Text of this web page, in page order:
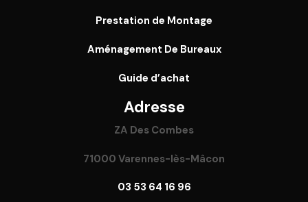
Prestation de Montage
Aménagement De Bureaux
Guide d’achat
Adresse
ZA Des Combes
71000 Varennes-lès-Mâcon
03 53 64 16 96